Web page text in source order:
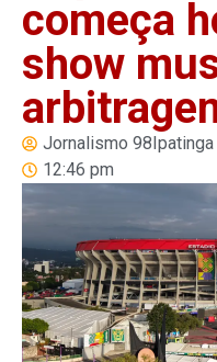
começa
show
Jornalismo 98Ipatinga
12:46 pm